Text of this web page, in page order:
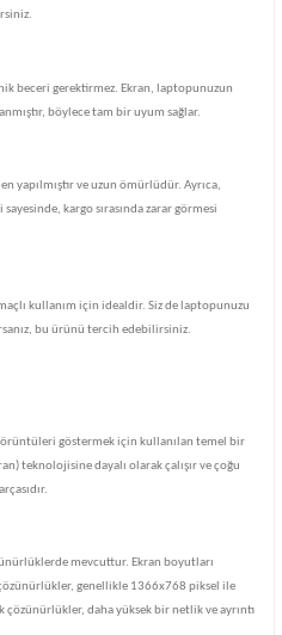
beceri gerektirmez. Ekran, laptopunuzun
böylece tam bir uyum sağlar.
yapılmıştır ve uzun ömürlüdür. Ayrıca,
kargo sırasında zarar görmesi
kullanım için idealdir. Siz de laptopunuzu
bu ürünü tercih edebilirsiniz.
göstermek için kullanılan temel bir
teknolojisine dayalı olarak çalışır ve çoğu
mevcuttur. Ekran boyutları
genellikle 1366x768 piksel ile
çözünürlükler, daha yüksek bir netlik ve ayrıntı